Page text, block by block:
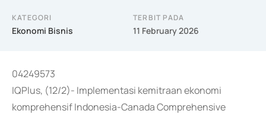
KATEGORI
Ekonomi Bisnis
TERBIT PADA
11 February 2026
04249573
IQPlus, (12/2)- Implementasi kemitraan ekonomi
komprehensif Indonesia-Canada Comprehensive